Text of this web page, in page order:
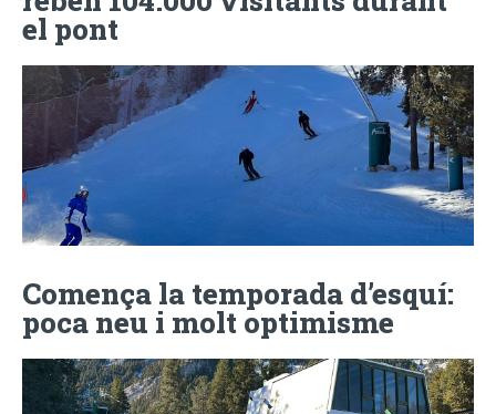
el pont
Comença la temporada d’esquí:
poca neu i molt optimisme